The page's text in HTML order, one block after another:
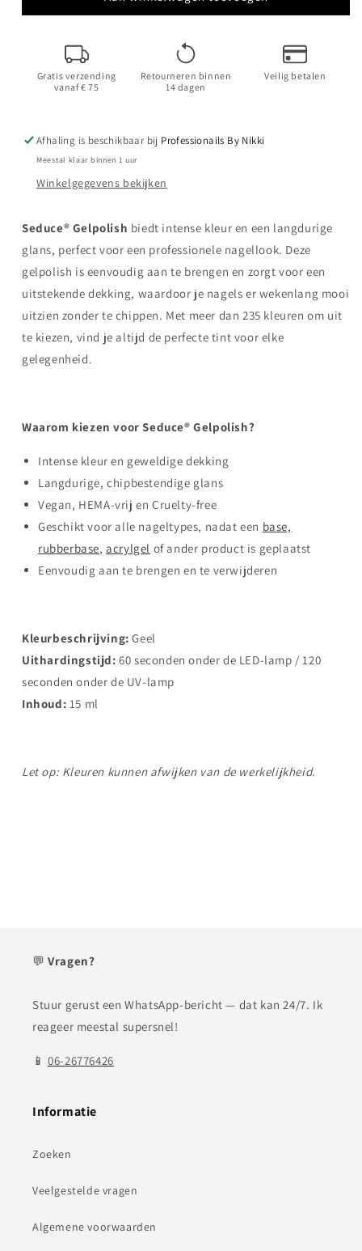
Soft
HEMA
Free
Soft
Free
Gratis verzending
vanaf € 75
Retourneren binnen
14 dagen
Veilig betalen
Afhaling is beschikbaar bij Professionails By Nikki
Meestal klaar binnen 1 uur
Winkelgegevens bekijken
Seduce® Gelpolish biedt intense kleur en een langdurige
glans, perfect voor een professionele nagellook. Deze
gelpolish is eenvoudig aan te brengen en zorgt voor een
uitstekende dekking, waardoor je nagels er wekenlang mooi
uitzien zonder te chippen. Met meer dan 235 kleuren om uit
te kiezen, vind je altijd de perfecte tint voor elke
gelegenheid.
Waarom kiezen voor Seduce® Gelpolish?
Intense kleur en geweldige dekking
Langdurige, chipbestendige glans
Vegan, HEMA-vrij en Cruelty-free
Geschikt voor alle nageltypes, nadat een base,
rubberbase,acrylgel of ander product is geplaatst
Eenvoudig aan te brengen en te verwijderen
Kleurbeschrijving: Geel
Uithardingstijd: 60 seconden onder de LED-lamp / 120
seconden onder de UV-lamp
Inhoud: 15 ml
Let op: Kleuren kunnen afwijken van de werkelijkheid.
💬Vragen?
Stuur gerust een WhatsApp-bericht — dat kan 24/7. Ik
reageer meestal supersnel!
📱06-26776426
Informatie
Zoeken
Veelgestelde vragen
Algemene voorwaarden